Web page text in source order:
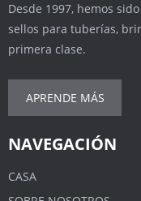
Desde 1997, hemos
sellos para tuberías,
primera clase.
APRENDE MÁS
NAVEGACIÓN
CASA